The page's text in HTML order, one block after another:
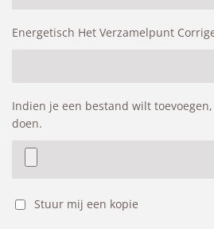
Energetisch Het Verzamelpunt
Indien je een bestand wilt
doen.
Stuur mij een kopie